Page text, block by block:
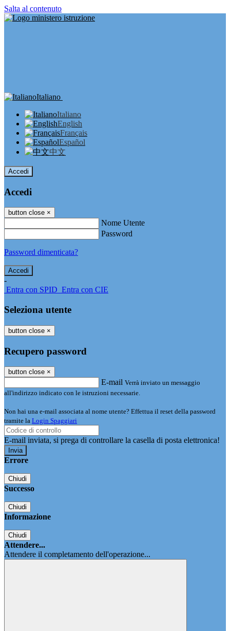
Salta al contenuto
Italiano
Italiano
English
Français
Español
中文
Accedi
Accedi
button close ×
Nome Utente
Password
Password dimenticata?
-
Entra con SPID Entra con CIE
Seleziona utente
button close ×
Recupero password
button close ×
E-mail Verrà inviato un messaggio
all'indirizzo indicato con le istruzioni necessarie.
Non hai una e-mail associata al nome utente? Effettua il reset della password
tramite la Login Spaggiari
E-mail inviata, si prega di controllare la casella di posta elettronica!
Errore
Chiudi
Successo
Chiudi
Informazione
Chiudi
Attendere...
Attendere il completamento dell'operazione...